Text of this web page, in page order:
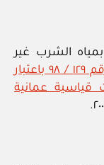
الشرب غير
للقرار الوزاري رقم ١٢٩ / ٩٨ باعتبار
عمانية